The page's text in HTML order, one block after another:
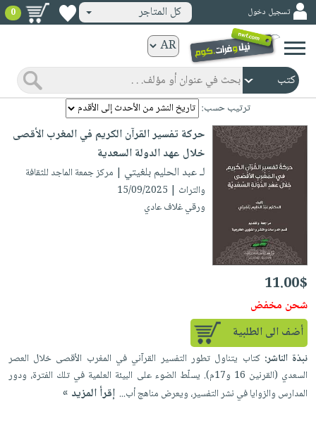
ورقية
المواضيع
صدر
حديثاً
الأكثر
مبيعاً
جوائز
شحن
مخفض
عروض
خاصة
صفحات
مشوقة
إختياراتنا
كتب
أكاديمية
صندوق
الكترونية
الصفحة
الرئيسية
صدر
حديثاً
الأكثر
مبيعاً
كتب
إختياراتنا
iKitab
بلا
حدود
أسئلة
كتب
الصفحة
الرئيسية
masmu3
بلا
حدود
أسئلة
يتكرر
طرحها
تحميل
masmu3
أطفال
وناشئة
الرئيسية
المواضيع
الأكثر
مبيعاً
وسائل
وسائل
تعليمية
الصحة
والعناية
تسجيل دخول كل المتاجر 0
ترتيب حسب:
حركة تفسير القرآن الكريم في المغرب الأقصى
خلال عهد الدولة السعدية
لـ عبد الحليم بلغيتي | مركز جمعة الماجد للثقافة
والتراث | 15/09/2025
ورقي غلاف عادي
11.00$
شحن مخفض
أضف الى الطلبية
نبذة الناشر:كتاب يتناول تطور التفسير القرآني في المغرب الأقصى خلال العصر
السعدي (القرنين 16 و17م). يسلّط الضوء على البيئة العلمية في تلك الفترة، ودور
المدارس والزوايا في نشر التفسير، ويعرض مناهج أب... إقرأ المزيد »